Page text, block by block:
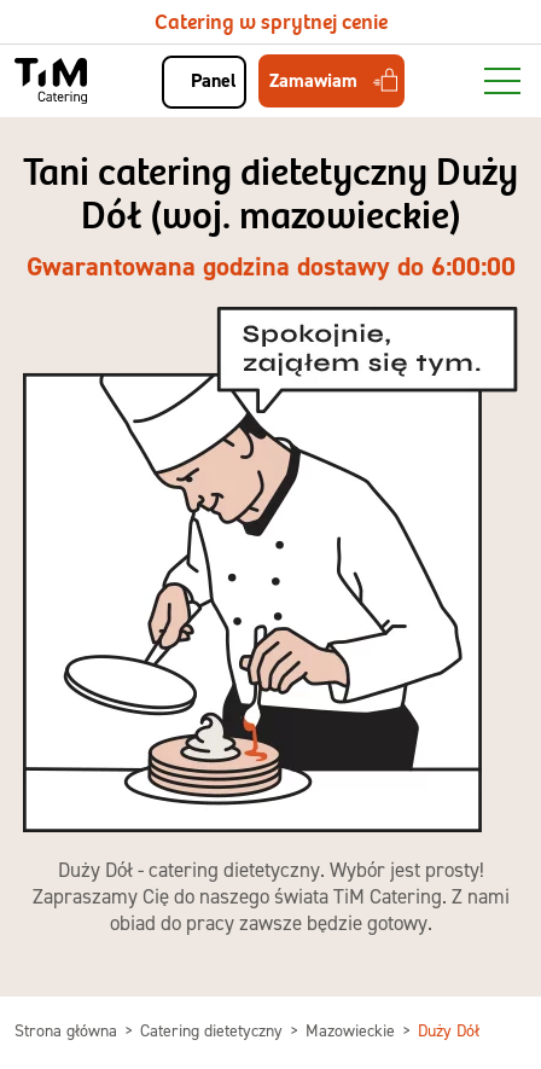
Catering w sprytnej cenie
Panel Zamawiam
Tani catering dietetyczny Duży
Dół (woj. mazowieckie)
Gwarantowana godzina dostawy do 6:00:00
Duży Dół - catering dietetyczny. Wybór jest prosty!
Zapraszamy Cię do naszego świata TiM Catering. Z nami
obiad do pracy zawsze będzie gotowy.
Strona główna Catering dietetyczny Mazowieckie Duży Dół